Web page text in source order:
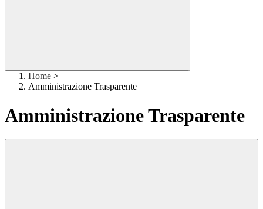
Home >
Amministrazione Trasparente
Amministrazione Trasparente